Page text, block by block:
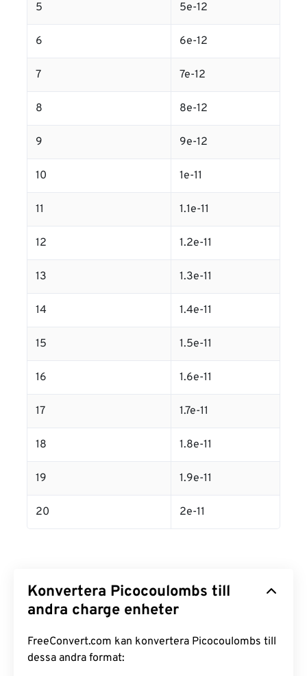
5 5e-12
6 6e-12
7 7e-12
8 8e-12
9 9e-12
10 1e-11
11 1.1e-11
12 1.2e-11
13 1.3e-11
14 1.4e-11
15 1.5e-11
16 1.6e-11
17 1.7e-11
18 1.8e-11
19 1.9e-11
20 2e-11
Konvertera Picocoulombs till
andra charge enheter
FreeConvert.com kan konvertera Picocoulombs till
dessa andra format: